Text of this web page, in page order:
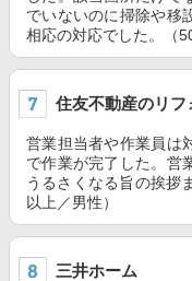
でいないのに掃除や移
相応の対応でした。（
住友不動産のリフ
営業担当者や作業員は
で作業が完了した。営
うるさくなる旨の挨拶
以上／男性）
三井ホーム